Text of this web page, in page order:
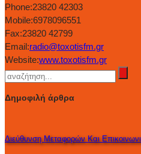
Phone:23820 42303
Mobile:6978096551
Fax:23820 42799
Email:radio@toxotisfm.gr
Website:www.toxotisfm.gr
Δημοφιλή άρθρα
Διεύθυνση Μεταφορών Και